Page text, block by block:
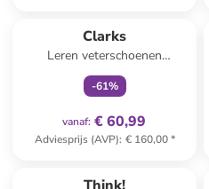
Clarks
Leren veterschoenen
"Wallabee" paars
-61%
vanaf: € 60,99
Adviesprijs (AVP): € 160,00*